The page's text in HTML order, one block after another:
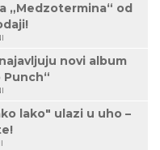
„Medzotermina“ od
novi album
Punch“
lako" ulazi u uho –